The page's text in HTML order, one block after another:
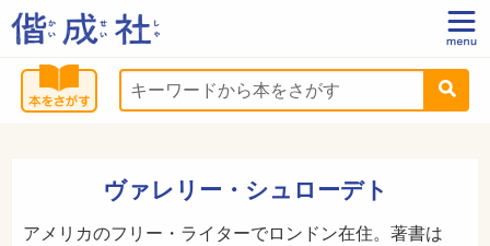
ヴァレリー・シュローデト
アメリカのフリー・ライターでロンドン在住。著書は